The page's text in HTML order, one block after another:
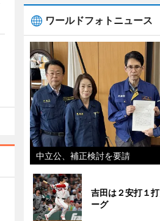
ワールドフォトニュース
中立公、補正検討を要請
吉田は２安打１
ーグ